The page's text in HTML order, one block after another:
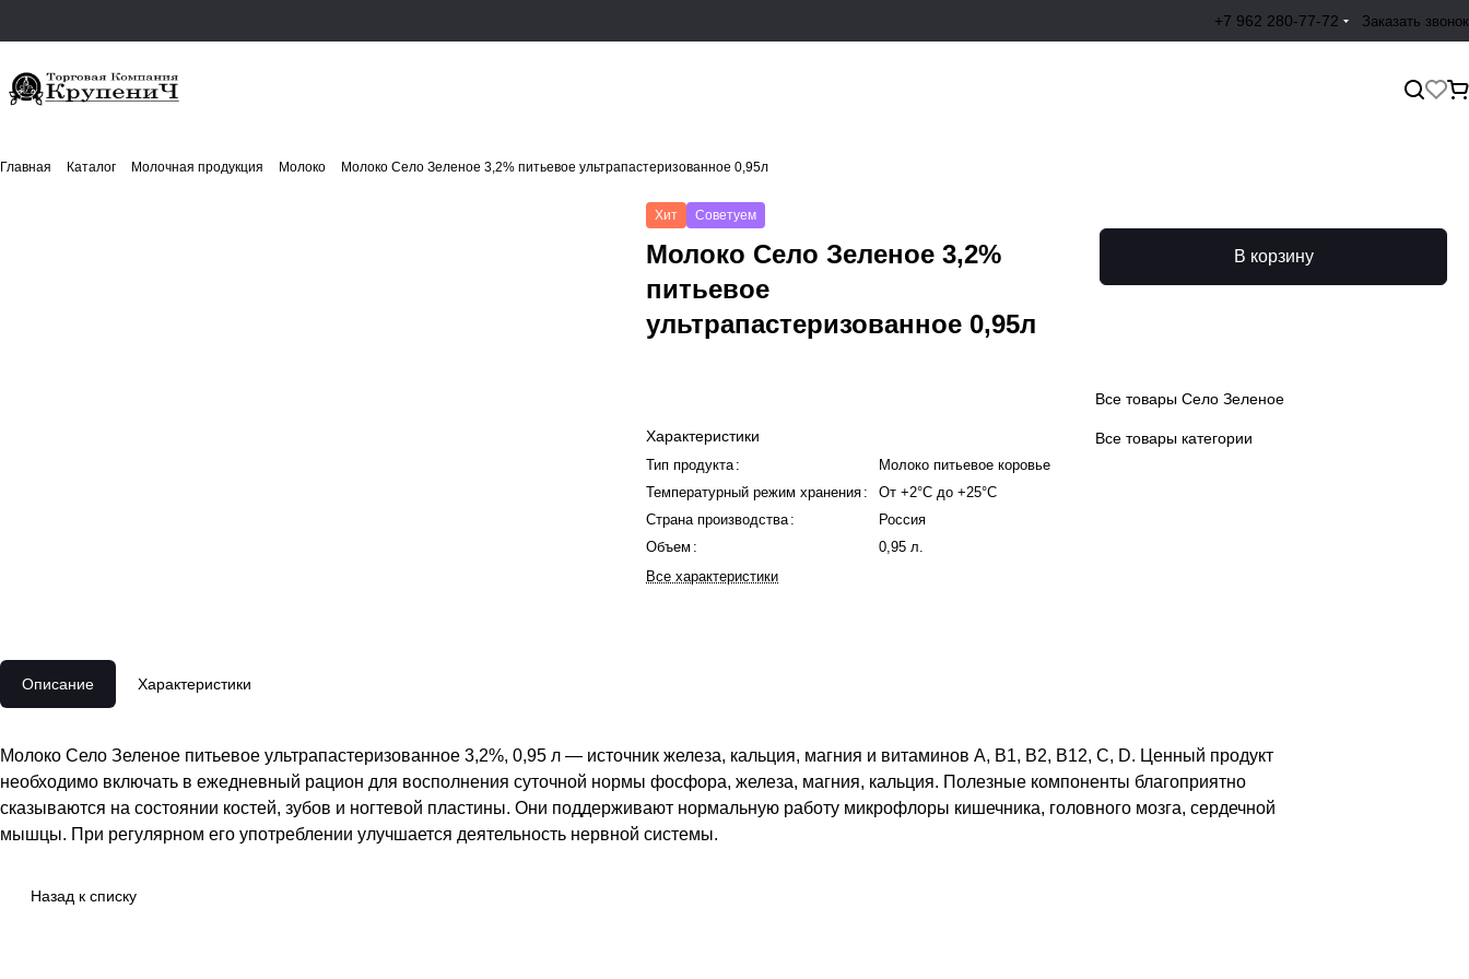
+7 962 280-77-72 Заказать звонок
Главная Каталог Молочная продукция Молоко Молоко Село Зеленое 3,2% питьевое ультрапастеризованное 0,95л
Хит Советуем
Молоко Село Зеленое 3,2%
питьевое
ультрапастеризованное 0,95л
Характеристики
Тип продукта:
Молоко питьевое коровье
Температурный режим хранения:
От +2°C до +25°C
Страна производства:
Россия
Объем:
0,95 л.
Все характеристики
В корзину
Все товары Село Зеленое
Все товары категории
Описание Характеристики
Молоко Село Зеленое питьевое ультрапастеризованное 3,2%, 0,95 л — источник железа, кальция, магния и витаминов А, B1, B2, B12, С, D. Ценный продукт
необходимо включать в ежедневный рацион для восполнения суточной нормы фосфора, железа, магния, кальция. Полезные компоненты благоприятно
сказываются на состоянии костей, зубов и ногтевой пластины. Они поддерживают нормальную работу микрофлоры кишечника, головного мозга, сердечной
мышцы. При регулярном его употреблении улучшается деятельность нервной системы.
Назад к списку